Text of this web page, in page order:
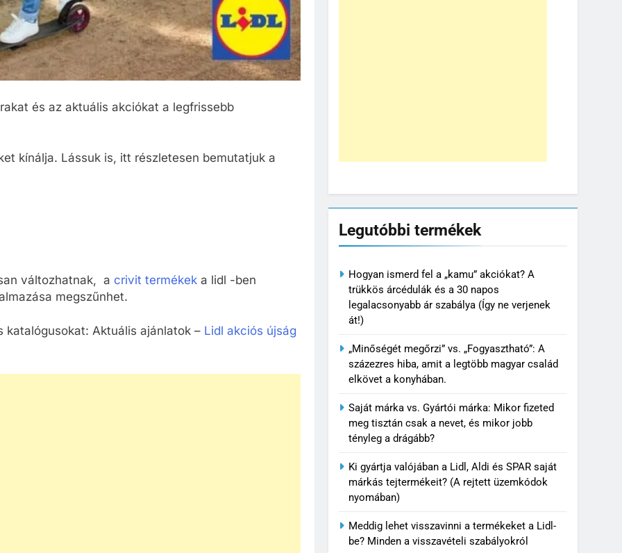
és az aktuális akciókat a legfrissebb
kínálja. Lássuk is, itt részletesen bemutatjuk a
változhatnak, a crivit termékek a lidl -ben
megszűnhet.
Aktuális ajánlatok – Lidl akciós újság
Legutóbbi termékek
Hogyan ismerd fel a „kamu” akciókat? A
trükkös árcédulák és a 30 napos
legalacsonyabb ár szabálya (Így ne verjenek
át!)
„Minőségét megőrzi” vs. „Fogyasztható”: A
százezres hiba, amit a legtöbb magyar család
elkövet a konyhában.
Saját márka vs. Gyártói márka: Mikor fizeted
meg tisztán csak a nevet, és mikor jobb
tényleg a drágább?
Ki gyártja valójában a Lidl, Aldi és SPAR saját
márkás tejtermékeit? (A rejtett üzemkódok
nyomában)
Meddig lehet visszavinni a termékeket a Lidl-
be? Minden a visszavételi szabályokról